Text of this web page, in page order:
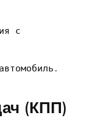
с
(КПП)